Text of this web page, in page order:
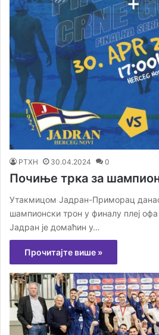
РТХН 30.04.2024 0
Почиње трка за
Утакмицом Јадран-Приморац
шампионски трон у финалу плеј
Јадран је домаћин у…
Прочитајте више »